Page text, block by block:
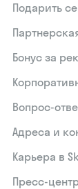
Подарить
Бонус за
Вопрос-
Адреса и
Карьера в
Пресс-центр